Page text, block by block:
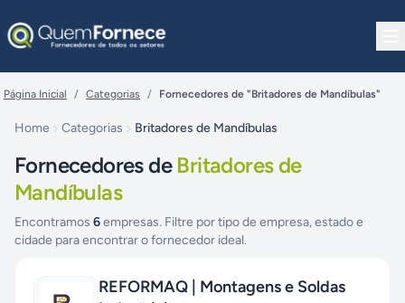
Página Inicial / Categorias / Fornecedores de "Britadores de Mandíbulas"
Home Categorias Britadores de Mandíbulas
Fornecedores de Britadores de
Mandíbulas
Encontramos 6empresas. Filtre por tipo de empresa, estado e
cidade para encontrar o fornecedor ideal.
REFORMAQ | Montagens e Soldas